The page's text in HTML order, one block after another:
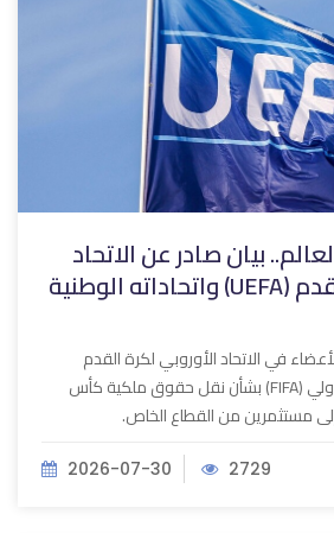
بيان صادر عن الاتحاد
الأوروبي لكرة القدم (UEFA) واتحاداته الوطنية
في الاتحاد الأوروبي لكرة القدم
(UEFA) مقترح الاتحاد الدولي (FIFA) بشأن نقل حقوق ملكية كأس
مستثمرين من القطاع الخاص.
2026-07-30 2729